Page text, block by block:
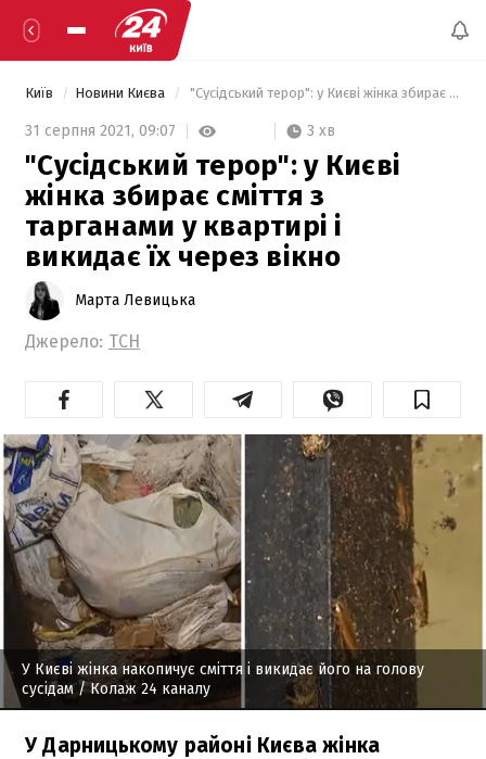
Київ Новини Києва "Сусідський терор": у Києві жінка збирає сміття з тарганами у квартирі і викидає їх через вікно
31 серпня 2021, 09:07 3 хв
"Сусідський терор": у Києві
жінка збирає сміття з
тарганами у квартирі і
викидає їх через вікно
Марта Левицька
Джерело: ТСН
У Києві жінка накопичує сміття і викидає його на голову
сусідам/ Колаж 24 каналу
У Дарницькому районі Києва жінка